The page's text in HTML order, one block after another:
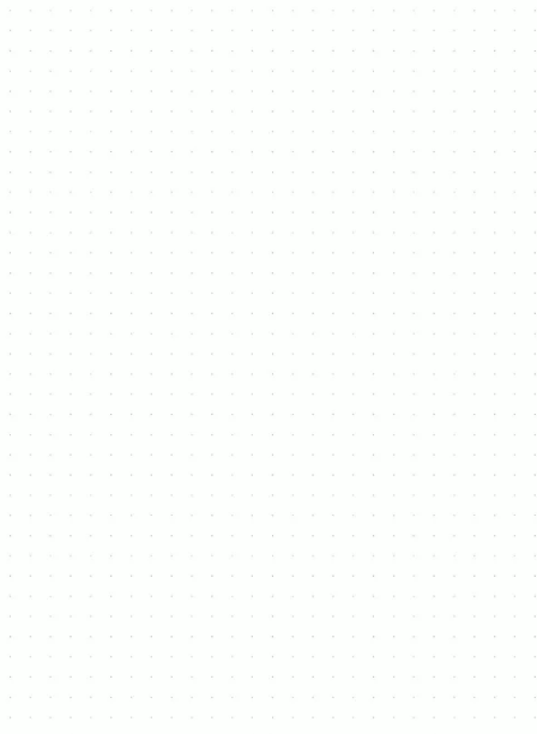
Adres
1654 Huizingen
*Bezoeken zijn uitsluitend
mogelijk op afspraak.
Beschikbaar
zaterdag
9u00 - 18u00
Andere dagen na